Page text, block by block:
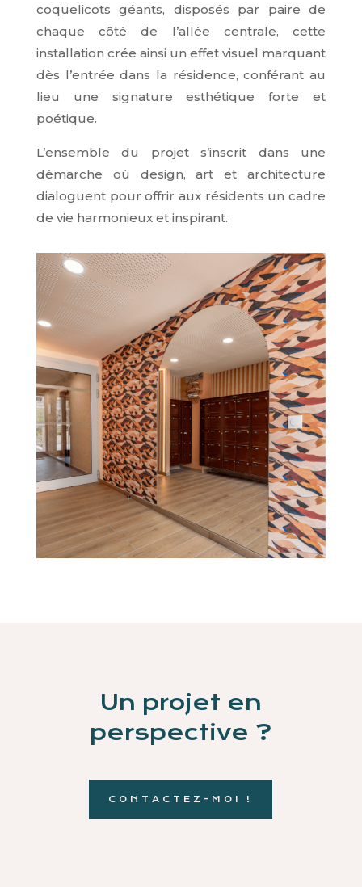
coquelicots géants, disposés par paire de
chaque côté de l’allée centrale, cette
installation crée ainsi un effet visuel marquant
dès l’entrée dans la résidence, conférant au
lieu une signature esthétique forte et
poétique.
L’ensemble du projet s’inscrit dans une
démarche où design, art et architecture
dialoguent pour offrir aux résidents un cadre
de vie harmonieux et inspirant.
Un projet en
perspective ?
CONTACTEZ-MOI !